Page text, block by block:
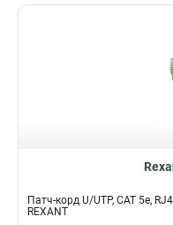
Патч-корд U/UTP, CAT 5e,
REXANT